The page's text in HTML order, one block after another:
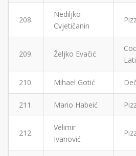
208.
Nediljko
Cvjetičanin
209. Željko Evačić
210. Mihael Gotić
211. Mario Habeić
212.
Velimir
Ivanović